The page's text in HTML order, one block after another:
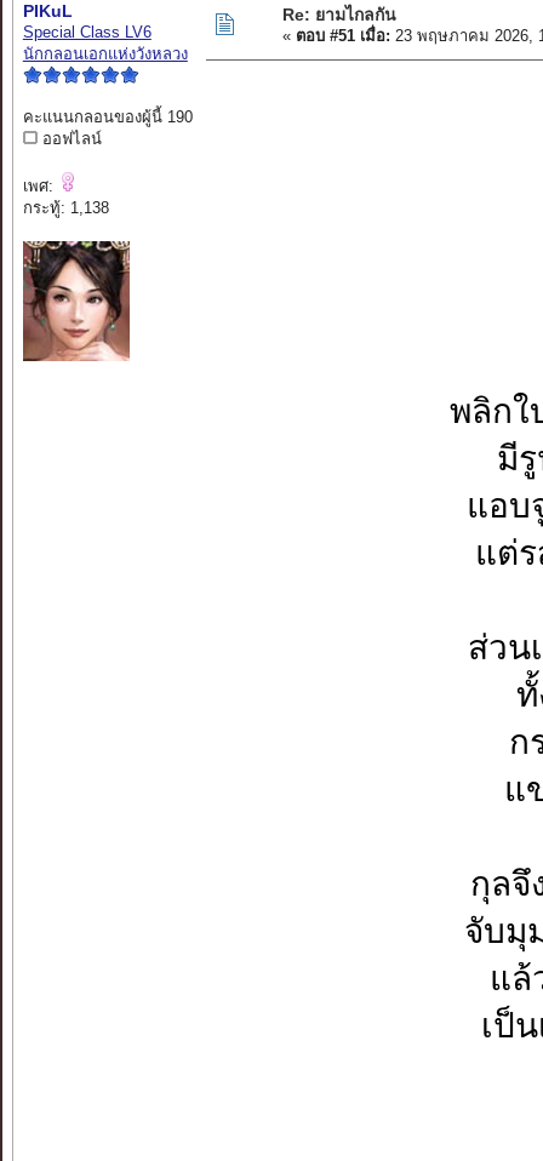
PIKuL
Special Class LV6
นักกลอนเอกแห่งวังหลวง
คะแนนกลอนของผู้นี้ 190
ออฟไลน์
เพศ:
กระทู้: 1,138
Re: ยามไกลกัน
« ตอบ #51 เมื่อ: 23 พฤษภาคม 2026,
พลิกใ
มี
แอบ
แต่
ส่วน
ก
แ
กุลจึ
จับมุ
แล้
เป็